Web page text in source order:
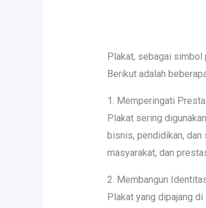
Plakat, sebagai simbol
Berikut adalah
1. Memperingati
Plakat sering
bisnis, pendidikan,
masyarakat, dan
2. Membangun
Plakat yang dipajang